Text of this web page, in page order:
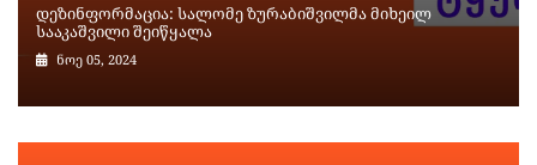
დეზინფორმაცია: სალომე ზურაბიშვილმა მიხეილ
სააკაშვილი შეიწყალა
ნოე 05, 2024